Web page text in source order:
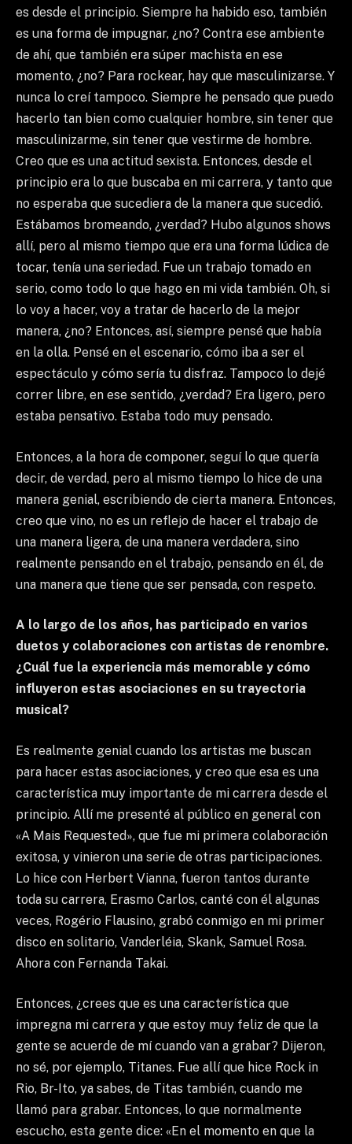
es desde el principio. Siempre ha habido eso, también
es una forma de impugnar, ¿no? Contra ese ambiente
de ahí, que también era súper machista en ese
momento, ¿no? Para rockear, hay que masculinizarse. Y
nunca lo creí tampoco. Siempre he pensado que puedo
hacerlo tan bien como cualquier hombre, sin tener que
masculinizarme, sin tener que vestirme de hombre.
Creo que es una actitud sexista. Entonces, desde el
principio era lo que buscaba en mi carrera, y tanto que
no esperaba que sucediera de la manera que sucedió.
Estábamos bromeando, ¿verdad? Hubo algunos shows
allí, pero al mismo tiempo que era una forma lúdica de
tocar, tenía una seriedad. Fue un trabajo tomado en
serio, como todo lo que hago en mi vida también. Oh, si
lo voy a hacer, voy a tratar de hacerlo de la mejor
manera, ¿no? Entonces, así, siempre pensé que había
en la olla. Pensé en el escenario, cómo iba a ser el
espectáculo y cómo sería tu disfraz. Tampoco lo dejé
correr libre, en ese sentido, ¿verdad? Era ligero, pero
estaba pensativo. Estaba todo muy pensado.
Entonces, a la hora de componer, seguí lo que quería
decir, de verdad, pero al mismo tiempo lo hice de una
manera genial, escribiendo de cierta manera. Entonces,
creo que vino, no es un reflejo de hacer el trabajo de
una manera ligera, de una manera verdadera, sino
realmente pensando en el trabajo, pensando en él, de
una manera que tiene que ser pensada, con respeto.
A lo largo de los años, has participado en varios
duetos y colaboraciones con artistas de renombre.
¿Cuál fue la experiencia más memorable y cómo
influyeron estas asociaciones en su trayectoria
musical?
Es realmente genial cuando los artistas me buscan
para hacer estas asociaciones, y creo que esa es una
característica muy importante de mi carrera desde el
principio. Allí me presenté al público en general con
«A Mais Requested», que fue mi primera colaboración
exitosa, y vinieron una serie de otras participaciones.
Lo hice con Herbert Vianna, fueron tantos durante
toda su carrera, Erasmo Carlos, canté con él algunas
veces, Rogério Flausino, grabó conmigo en mi primer
disco en solitario, Vanderléia, Skank, Samuel Rosa.
Ahora con Fernanda Takai.
Entonces, ¿crees que es una característica que
impregna mi carrera y que estoy muy feliz de que la
gente se acuerde de mí cuando van a grabar? Dijeron,
no sé, por ejemplo, Titanes. Fue allí que hice Rock in
Rio, Br-Ito, ya sabes, de Titas también, cuando me
llamó para grabar. Entonces, lo que normalmente
escucho, esta gente dice: «En el momento en que la